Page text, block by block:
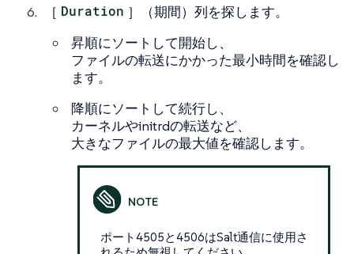
［ Duration ］（期間）列を探します。
昇順にソートして開始し、
ファイルの転送にかかった最小時間を確認し
ます。
降順にソートして続行し、
カーネルやinitrdの転送など、
大きなファイルの最大値を確認します。
ポート4505と4506はSalt通信に使用さ